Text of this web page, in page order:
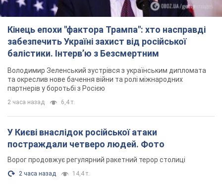
постраждали четверо людей. Фото
2 часа назад
Росіяни атакували дроном лікарню у Херсоні:
постраждали медпрацівниці
Загалом постраждали чотири жінки – і вони не єдині поранені
за добу
8 часов назад 3,5 т.